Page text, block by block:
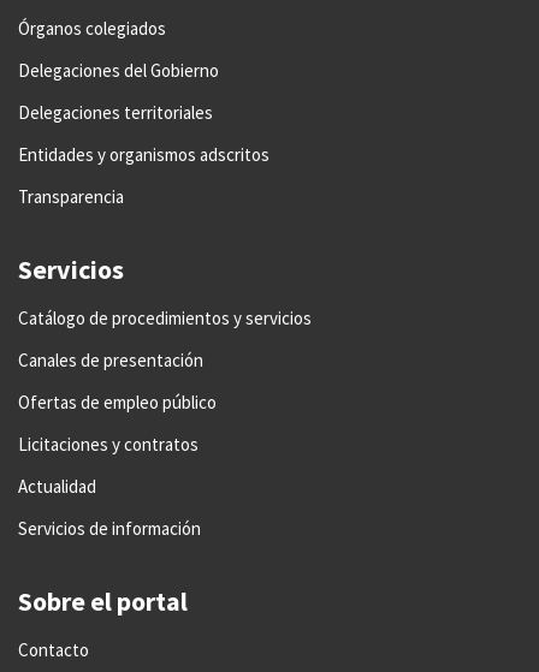
Órganos colegiados
Delegaciones del Gobierno
Delegaciones territoriales
Entidades y organismos adscritos
Transparencia
Servicios
Catálogo de procedimientos y servicios
Canales de presentación
Ofertas de empleo público
Licitaciones y contratos
Actualidad
Servicios de información
Sobre el portal
Contacto